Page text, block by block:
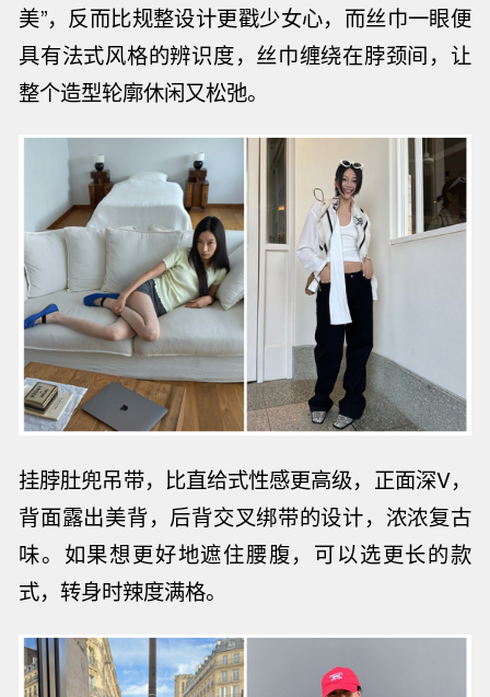
美”，反而比规整设计更戳少女心，而丝巾一眼便
具有法式风格的辨识度，丝巾缠绕在脖颈间，让
整个造型轮廓休闲又松弛。
挂脖肚兜吊带，比直给式性感更高级，正面深V，
背面露出美背，后背交叉绑带的设计，浓浓复古
味。 如果想更好地遮住腰腹，可以选更长的款
式，转身时辣度满格。